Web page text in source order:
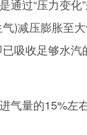
通过“压力变
)减压膨胀至
吸收足够水
气量的15%左